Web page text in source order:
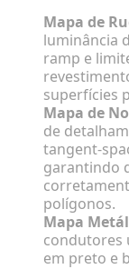
Mapa de
luminância
ramp e
superfícies
Mapa de
de
tangent-
garantindo
polígonos.
Mapa
condutores
em preto e